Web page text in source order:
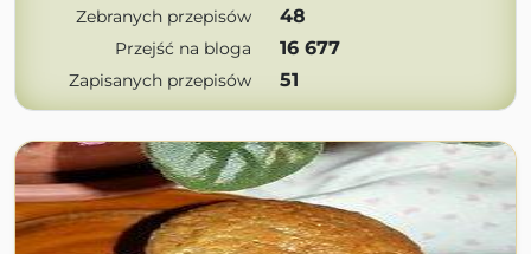
Zebranych przepisów 48
Przejść na bloga 16 677
Zapisanych przepisów 51